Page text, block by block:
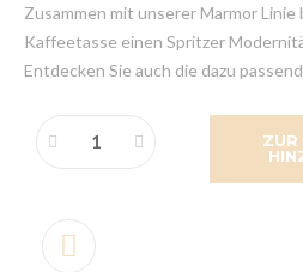
Zusammen mit unserer Marmor
Kaffeetasse einen Spritzer
Entdecken Sie auch die dazu
ZUR